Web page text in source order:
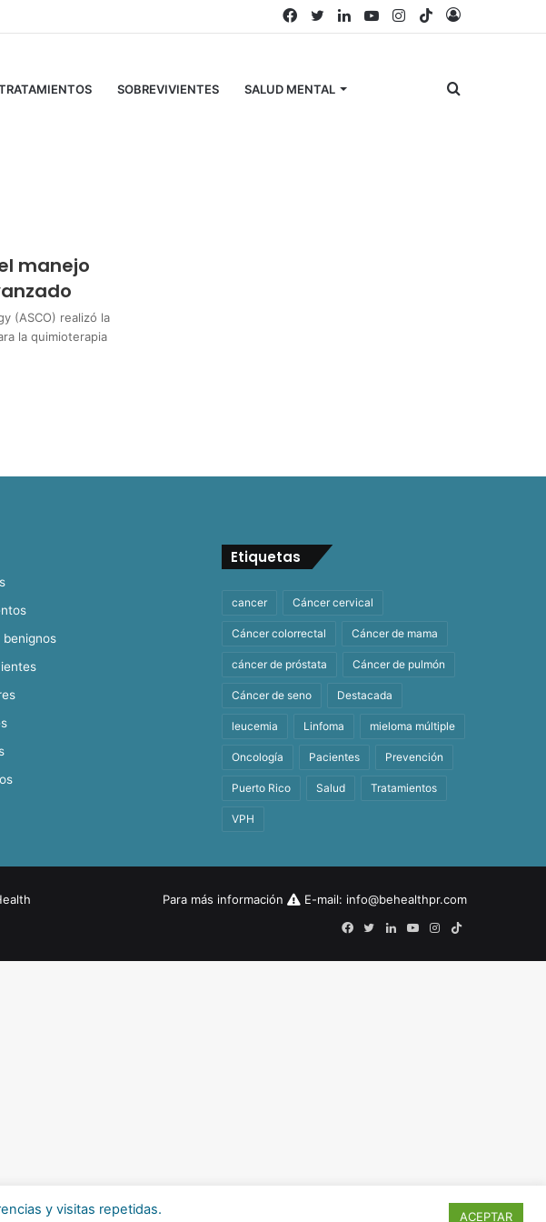
TikTok
Instagram
YouTube
LinkedIn
Twitter
Facebook
SOBREVIVIENTES SALUD MENTAL Buscar
manejo
(ASCO) realizó la
la quimioterapia
benignos
Etiquetas
cancer Cáncer cervical
Cáncer colorrectal Cáncer de mama
cáncer de próstata Cáncer de pulmón
Cáncer de seno Destacada
leucemia Linfoma mieloma múltiple
Oncología Pacientes Prevención
Puerto Rico Salud Tratamientos
VPH
Para más información E-mail: info@behealthpr.com
Facebook
Twitter
LinkedInYouTubeInstagram
TikTok
y visitas repetidas.
ACEPTAR